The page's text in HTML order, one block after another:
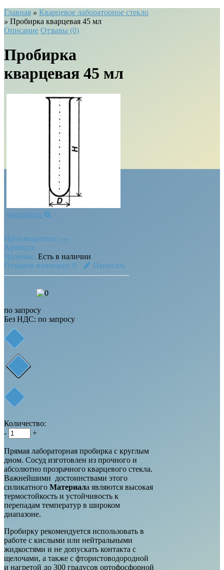
Главная » Кварцевое лабораторное стекло
» Пробирка кварцевая 45 мл
Описание Отзывы (0)
Пробирка
кварцевая 45 мл
увеличить
Производитель: ---
Артикул:
Наличие: Есть в наличии
Отзывов написано: 0 Написать
по запросу
Без НДС: по запросу
Количество:
-
+
Прямая лабораторная пробирка с круглым
дном. Сосуд изготовлен из прочного и
абсолютно прозрачного кварцевого стекла.
Важнейшими достоинствами этого
силикатного Материала являются высокая
термостойкость и устойчивость к
перепадам температур в широком
диапазоне.
Пробирку рекомендуется использовать в
работе с кислыми или нейтральными
жидкостями и не допускать контакта с
щелочами, а также с фтористоводородной
и нагретой до 300 градусов ортофосфорной